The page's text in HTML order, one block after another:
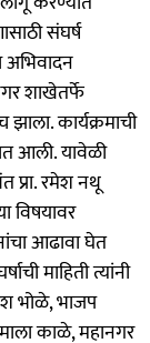
संघर्ष
अभिवादन
शाखेतर्फे
कार्यक्रमाची
आली. यावेळी
प्रा. रमेश नथू
विषयावर
आढावा घेत
माहिती त्यांनी
भोळे, भाजप
काळे, महानगर